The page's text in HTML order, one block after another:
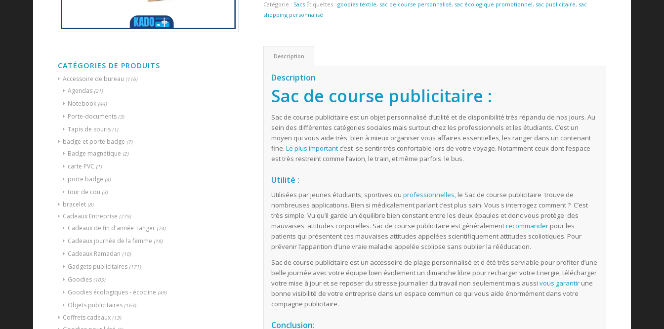
CATÉGORIES DE PRODUITS
Accessoire de bureau (116)
Agendas (21)
Notebook (44)
Porte-documents (3)
Tapis de souris (1)
badge et porte badge (7)
Badge magnétique (2)
carte PVC (1)
porte badge (4)
tour de cou (3)
bracelet (8)
Cadeaux Entreprise (275)
Cadeaux de fin d'année Tanger (74)
Cadeaux journée de la femme (18)
Cadeaux Ramadan (10)
Gadgets publicitaires (171)
Goodies (105)
Goodies écologiques - écocline (49)
Objets publicitaires (163)
Coffrets cadeaux (13)
Catégorie : Sacs Étiquettes :goodies textile, sac de course personnalisé, sac écologique promotionnel, sac publicitaire, sac
shopping personnalisé
Description
Description
Sac de course publicitaire :
Sac de course publicitaire est un objet personnalisé d’utilité et de disponibilité très répandu de nos jours. Au
sein des différentes catégories sociales mais surtout chez les professionnels et les étudiants. C’est un
moyen qui vous aide très bien à mieux organiser vous affaires essentielles, les ranger dans un contenant
fine. Le plus important c’est se sentir très confortable lors de votre voyage. Notamment ceux dont l’espace
est très restreint comme l’avion, le train, et même parfois le bus.
Utilité :
Utilisées par jeunes étudiants, sportives ouprofessionnelles, le Sac de course publicitaire trouve de
nombreuses applications. Bien si médicalement parlant c’est plus sain. Vous s interrogez comment ? C’est
très simple. Vu qu’il garde un équilibre bien constant entre les deux épaules et donc vous protège des
mauvaises attitudes corporelles. Sac de course publicitaire est généralementrecommander pour les
patients qui présentent ces mauvaises attitudes appelées scientifiquement attitudes scoliotiques. Pour
prévenir l’apparition d’une vraie maladie appelée scoliose sans oublier la rééducation.
Sac de course publicitaire est un accessoire de plage personnalisé et d été très serviable pour profiter d’une
belle journée avec votre équipe bien évidement un dimanche libre pour recharger votre Energie, télécharger
votre mise à jour et se reposer du stresse journalier du travail non seulement mais aussivous garantir une
bonne visibilité de votre entreprise dans un espace commun ce qui vous aide énormément dans votre
compagne publicitaire.
Conclusion: